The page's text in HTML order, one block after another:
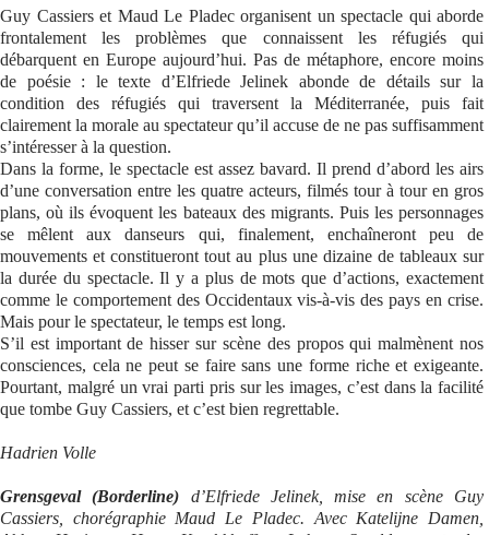
Guy Cassiers et Maud Le Pladec organisent un spectacle qui aborde
frontalement les problèmes que connaissent les réfugiés qui
débarquent en Europe aujourd’hui. Pas de métaphore, encore moins
de poésie : le texte d’Elfriede Jelinek abonde de détails sur la
condition des réfugiés qui traversent la Méditerranée, puis fait
clairement la morale au spectateur qu’il accuse de ne pas suffisamment
s’intéresser à la question.
Dans la forme, le spectacle est assez bavard. Il prend d’abord les airs
d’une conversation entre les quatre acteurs, filmés tour à tour en gros
plans, où ils évoquent les bateaux des migrants. Puis les personnages
se mêlent aux danseurs qui, finalement, enchaîneront peu de
mouvements et constitueront tout au plus une dizaine de tableaux sur
la durée du spectacle. Il y a plus de mots que d’actions, exactement
comme le comportement des Occidentaux vis-à-vis des pays en crise.
Mais pour le spectateur, le temps est long.
S’il est important de hisser sur scène des propos qui malmènent nos
consciences, cela ne peut se faire sans une forme riche et exigeante.
Pourtant, malgré un vrai parti pris sur les images, c’est dans la facilité
que tombe Guy Cassiers, et c’est bien regrettable.
Hadrien Volle
Grensgeval (Borderline) d’Elfriede Jelinek, mise en scène Guy
Cassiers, chorégraphie Maud Le Pladec. Avec Katelijne Damen,